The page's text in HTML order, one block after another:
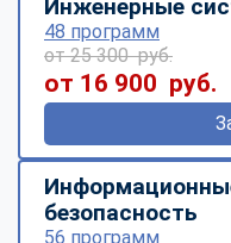
Инженерные
48 программ
от 25 300 руб.
от 16 900 руб.
безопасность
56 программ